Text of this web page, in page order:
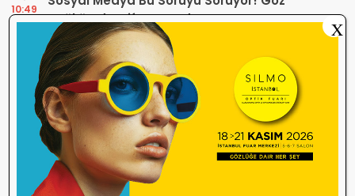
Sağlığında Çifte Standart mı Var?
10:49
TİTCK Bu Kampanyalara Dur Diyecek mi?
Sağlık ürününde ‘Set Kampanyası’
X